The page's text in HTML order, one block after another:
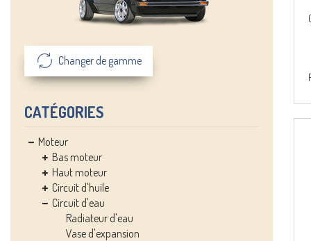
Changer de gamme
CATÉGORIES
Moteur
Bas moteur
Haut moteur
Circuit d'huile
Circuit d'eau
Radiateur d'eau
Vase d'expansion